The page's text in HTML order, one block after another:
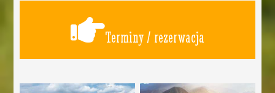
Terminy / rezerwacja